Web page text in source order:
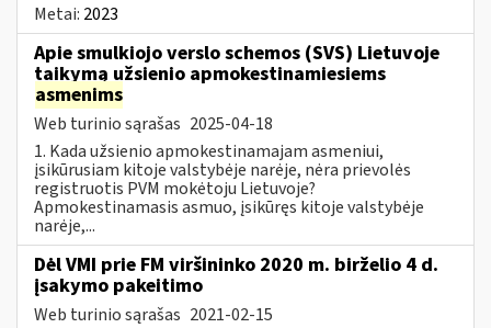
Metai: 2023
Apie smulkiojo verslo schemos (SVS) Lietuvoje
taikymą užsienio apmokestinamiesiems
asmenims
Web turinio sąrašas 2025-04-18
1. Kada užsienio apmokestinamajam asmeniui,
įsikūrusiam kitoje valstybėje narėje, nėra prievolės
registruotis PVM mokėtoju Lietuvoje?
Apmokestinamasis asmuo, įsikūręs kitoje valstybėje
narėje,...
Dėl VMI prie FM viršininko 2020 m. birželio 4 d.
įsakymo pakeitimo
Web turinio sąrašas 2021-02-15